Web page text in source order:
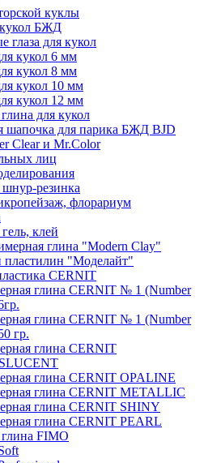
куклы
БЖД
глаза для кукол
кукол 6 мм
кукол 8 мм
кукол 10 мм
кукол 12 мм
для кукол
шапочка для парика БЖД BJD
Clear и Mr.Color
лиц
резинка
флорариум
клей
глина "Modern Clay"
"Моделайт"
CERNIT
глина CERNIT № 1 (Number
глина CERNIT № 1 (Number
гр.
глина CERNIT
глина CERNIT OPALINE
глина CERNIT METALLIC
глина CERNIT SHINY
глина CERNIT PEARL
FIMO